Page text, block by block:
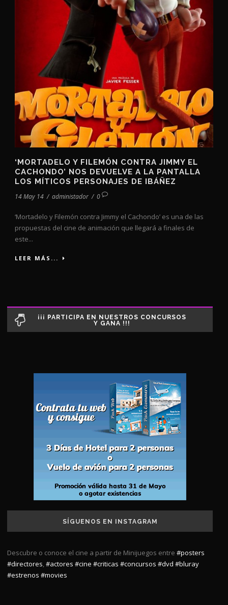
‘MORTADELO Y FILEMÓN CONTRA JIMMY EL
CACHONDO’ NOS DEVUELVE A LA PANTALLA
LOS MÍTICOS PERSONAJES DE IBÁÑEZ
14 May 14 / administador / 0
‘Mortadelo y Filemón contra Jimmy el Cachondo’ es una de las
propuestas del cine de animación que llegará a finales de
este...
LEER MÁS...
¡¡¡ PARTICIPA EN NUESTROS CONCURSOS
Y GANA !!!
SÍGUENOS EN INSTAGRAM
Descubre o conoce el cine a partir de Minijuegos entre #posters
#directores,#actores #cine #criticas #concursos #dvd #bluray
#estrenos #movies